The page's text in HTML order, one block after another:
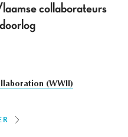
collaborateurs
(WWII)